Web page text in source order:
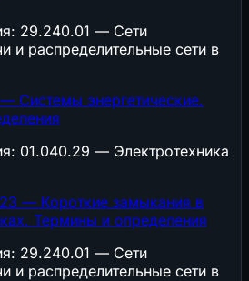
29.240.01 — Сети
и распределительные сети в
Системы энергетические.
01.040.29 — Электротехника
— Короткие замыкания в
Термины и определения
29.240.01 — Сети
и распределительные сети в